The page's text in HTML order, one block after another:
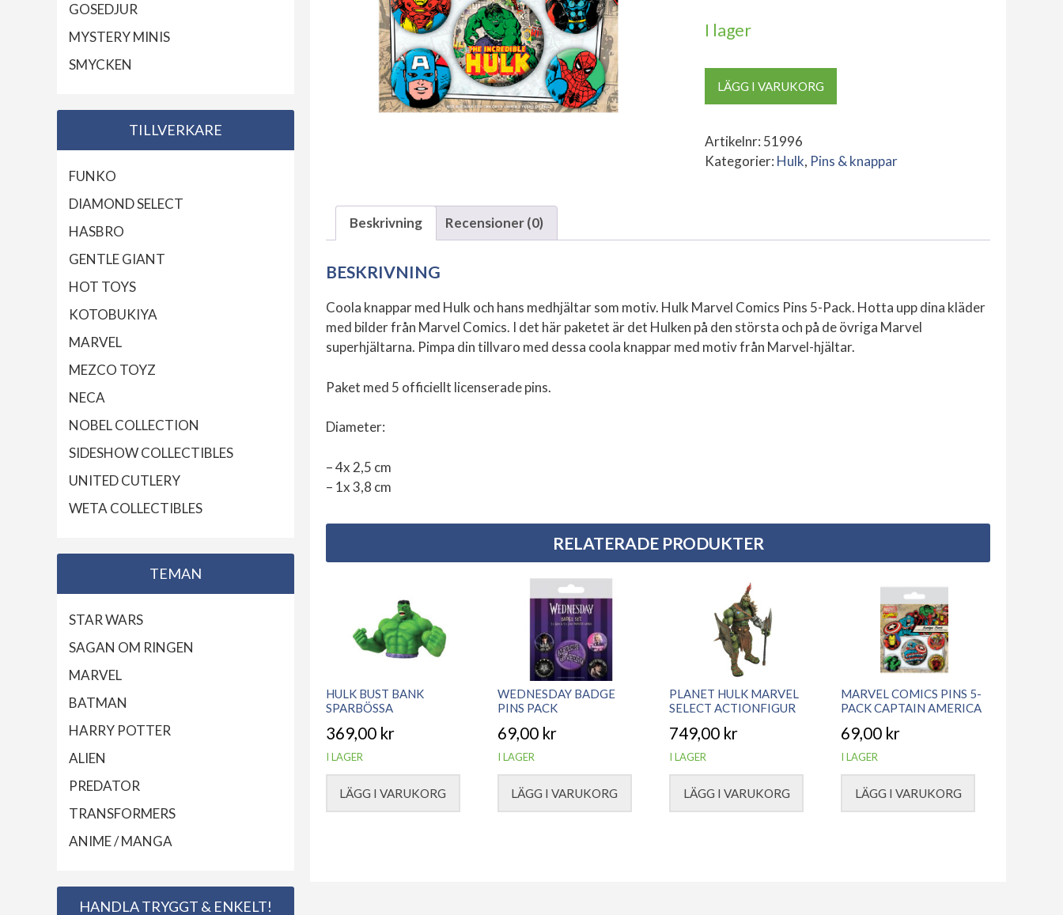
I lager
Hulk
Pins
5-
LÄGG I VARUKORG
Artikelnr: 51996
Kategorier: Hulk, Pins & knappar
Beskrivning Recensioner (0)
BESKRIVNING
Coola knappar med Hulk och hans medhjältar som motiv. Hulk Marvel Comics Pins 5-Pack. Hotta upp dina kläder
med bilder från Marvel Comics. I det här paketet är det Hulken på den största och på de övriga Marvel
superhjältarna. Pimpa din tillvaro med dessa coola knappar med motiv från Marvel-hjältar.
Paket med 5 officiellt licenserade pins.
Diameter:
– 4x 2,5 cm
– 1x 3,8 cm
RELATERADE PRODUKTER
HULK BUST BANK
SPARBÖSSA
369,00 kr
I LAGER
LÄGG I VARUKORG
WEDNESDAY BADGE
PINS PACK
69,00 kr
I LAGER
LÄGG I VARUKORG
PLANET HULK MARVEL
SELECT ACTIONFIGUR
749,00 kr
I LAGER
LÄGG I VARUKORG
MARVEL COMICS PINS 5-
PACK CAPTAIN AMERICA
69,00 kr
I LAGER
LÄGG I VARUKORG
GOSEDJUR
MYSTERY MINIS
SMYCKEN
TILLVERKARE
FUNKO
DIAMOND SELECT
HASBRO
GENTLE GIANT
HOT TOYS
KOTOBUKIYA
MARVEL
MEZCO TOYZ
NECA
NOBEL COLLECTION
SIDESHOW COLLECTIBLES
UNITED CUTLERY
WETA COLLECTIBLES
TEMAN
STAR WARS
SAGAN OM RINGEN
MARVEL
BATMAN
HARRY POTTER
ALIEN
PREDATOR
TRANSFORMERS
ANIME / MANGA
HANDLA TRYGGT & ENKELT!